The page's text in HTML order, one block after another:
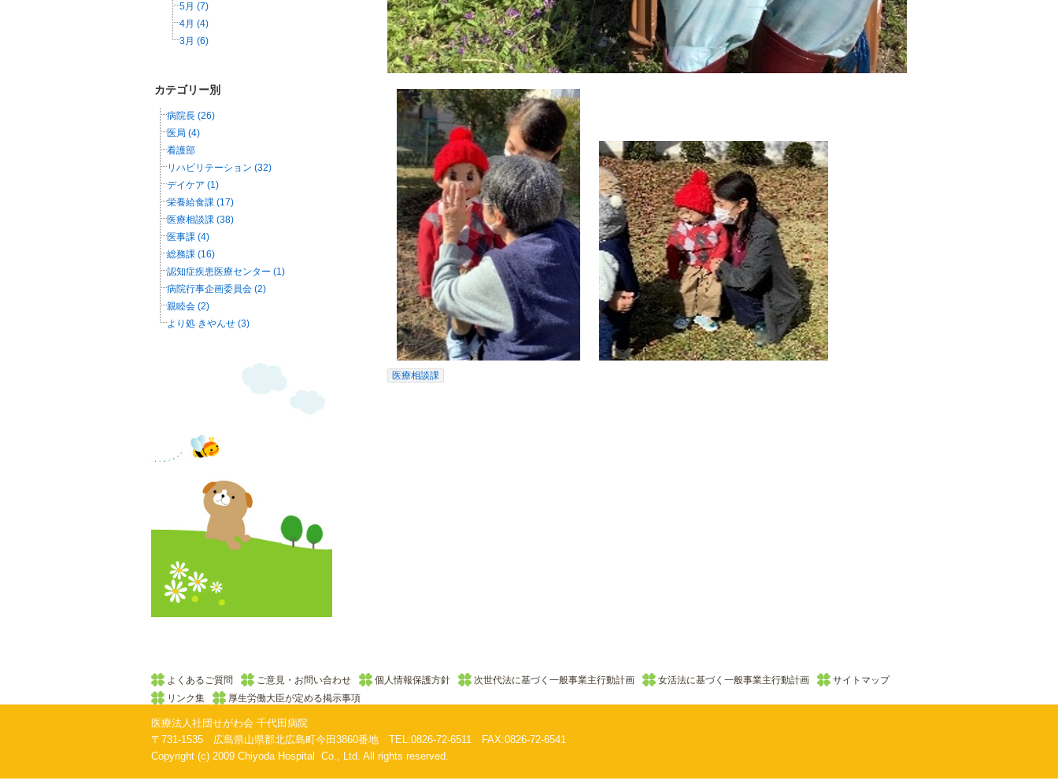
5月 (7)
4月 (4)
3月 (6)
カテゴリー別
病院長 (26)
医局 (4)
看護部
リハビリテーション (32)
デイケア (1)
栄養給食課 (17)
医療相談課 (38)
医事課 (4)
総務課 (16)
認知症疾患医療センター (1)
病院行事企画委員会 (2)
親睦会 (2)
より処 きやんせ (3)
医療相談課
よくあるご質問 ご意見・お問い合わせ 個人情報保護方針 次世代法に基づく一般事業主行動計画 女活法に基づく一般事業主行動計画
サイトマップ
リンク集
厚生労働大臣が定める掲示事項
医療法人社団せがわ会 千代田病院
〒731-1535 広島県山県郡北広島町今田3860番地 TEL:0826-72-6511 FAX:0826-72-6541
Copyright (c) 2009 Chiyoda Hospital Co., Ltd. All rights reserved.